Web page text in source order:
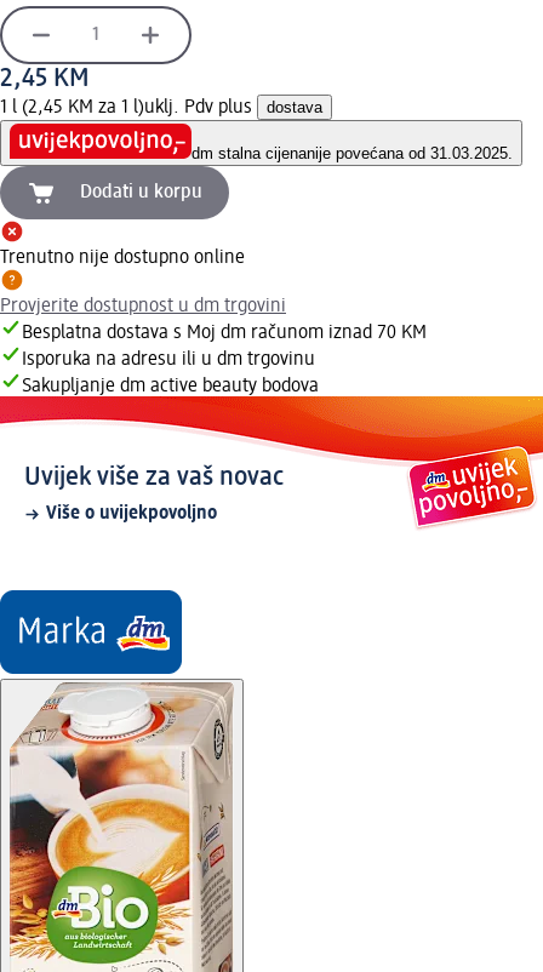
2,45 KM
1 l (2,45 KM za 1 l)uklj. Pdv plus dostava
dm stalna cijenanije povećana od 31.03.2025.
Dodati u korpu
Trenutno nije dostupno online
Provjerite dostupnost u dm trgovini
Besplatna dostava s Moj dm računom iznad 70 KM
Isporuka na adresu ili u dm trgovinu
Sakupljanje dm active beauty bodova
Uvijek više za vaš novac
Više o uvijekpovoljno